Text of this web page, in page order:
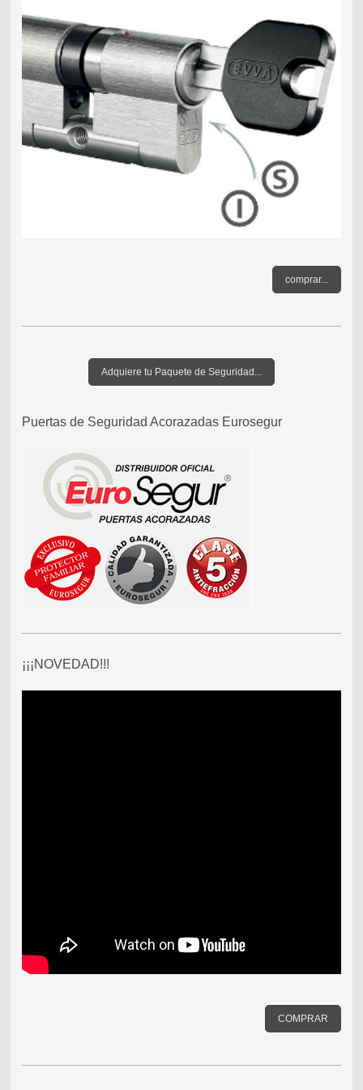
comprar...
Adquiere tu Paquete de Seguridad...
Puertas de Seguridad Acorazadas Eurosegur
¡¡¡NOVEDAD!!!
COMPRAR